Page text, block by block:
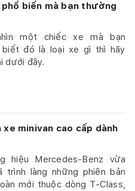
biến mà bạn thường
một chiếc xe mà bạn
biết đó là loại xe gì thì hãy
dưới đây.
minivan cao cấp dành
hiệu Mercedes-Benz vừa
trình làng những phiên bản
mới thuộc dòng T-Class,